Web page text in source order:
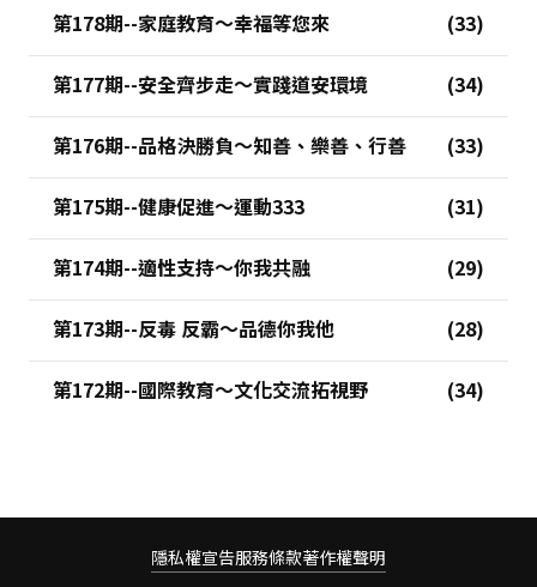
第178期--家庭教育～幸福等您來
第177期--安全齊步走～實踐道安環境
第176期--品格決勝負～知善、樂善、行善
第175期--健康促進～運動333
第174期--適性支持～你我共融
第173期--反毒 反霸～品德你我他
第172期--國際教育～文化交流拓視野
隱私權宣告服務條款著作權聲明